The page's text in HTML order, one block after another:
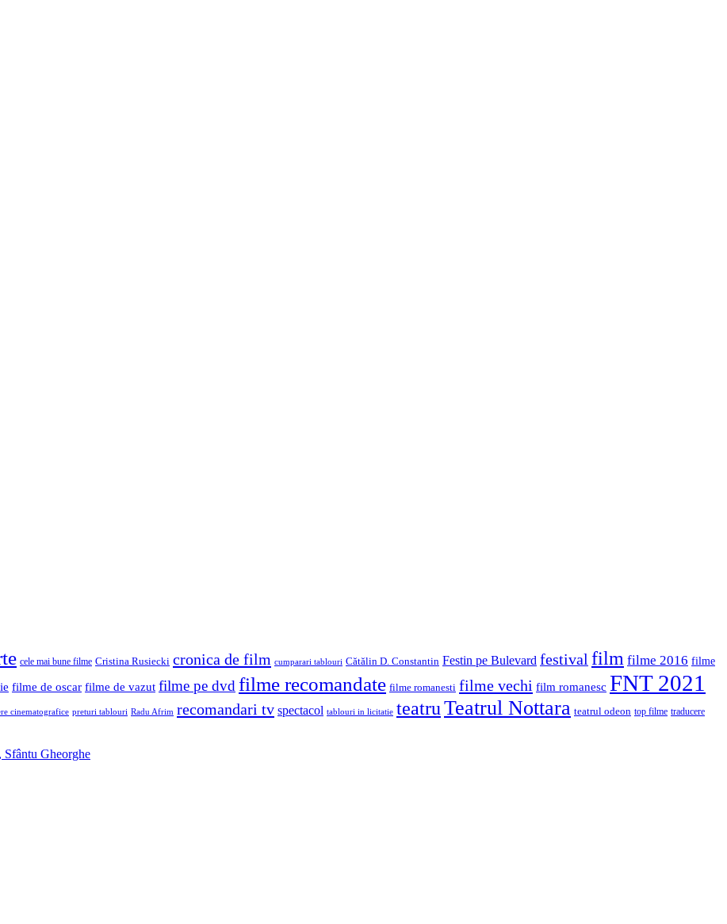
cele mai bune filme Cristina Rusiecki cronica de film cumparari tablouri Cătălin D. Constantin Festin pe Bulevard festival film filme 2016 filme
filme de oscar filme de vazut filme pe dvd filme recomandate filme romanesti filme vechi film romanesc FNT 2021
cinematografice preturi tablouri Radu Afrim recomandari tv spectacol tablouri in licitatie teatruTeatrul Nottara teatrul odeon top filme traducere
Sfântu Gheorghe